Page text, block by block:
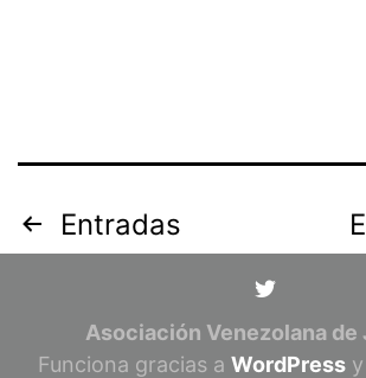
Posts
Entradas
Asociación Venezolana de
Funciona gracias a WordPressy